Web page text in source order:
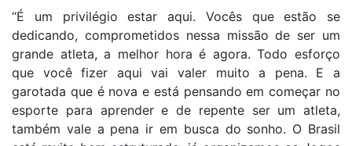
“É um privilégio estar aqui. Vocês que estão se
dedicando, comprometidos nessa missão de ser um
grande atleta, a melhor hora é agora. Todo esforço
que você fizer aqui vai valer muito a pena. E a
garotada que é nova e está pensando em começar no
esporte para aprender e de repente ser um atleta,
também vale a pena ir em busca do sonho. O Brasil